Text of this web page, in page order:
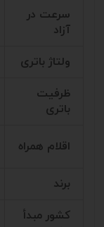
سرعت در
آزاد
ولتاژ باتری
ظرفیت
باتری
اقلام همراه
برند
کشور مبدأ